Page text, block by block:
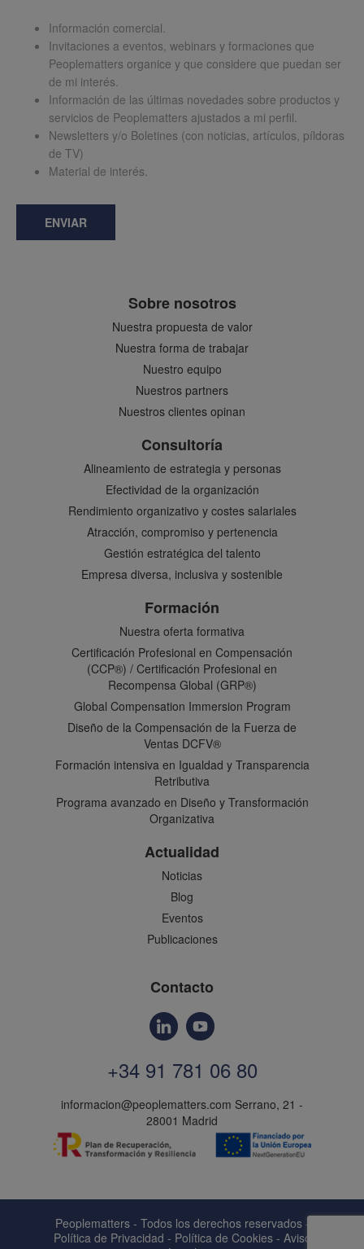
Información comercial.
Invitaciones a eventos, webinars y formaciones que
Peoplematters organice y que considere que puedan ser
de mi interés.
Información de las últimas novedades sobre productos y
servicios de Peoplematters ajustados a mi perfil.
Newsletters y/o Boletines (con noticias, artículos, píldoras
de TV)
Material de interés.
ENVIAR
Sobre nosotros
Nuestra propuesta de valor
Nuestra forma de trabajar
Nuestro equipo
Nuestros partners
Nuestros clientes opinan
Consultoría
Alineamiento de estrategia y personas
Efectividad de la organización
Rendimiento organizativo y costes salariales
Atracción, compromiso y pertenencia
Gestión estratégica del talento
Empresa diversa, inclusiva y sostenible
Formación
Nuestra oferta formativa
Certificación Profesional en Compensación
(CCP®) / Certificación Profesional en
Recompensa Global (GRP®)
Global Compensation Immersion Program
Diseño de la Compensación de la Fuerza de
Ventas DCFV®
Formación intensiva en Igualdad y Transparencia
Retributiva
Programa avanzado en Diseño y Transformación
Organizativa
Actualidad
Noticias
Blog
Eventos
Publicaciones
Contacto
+34 91 781 06 80
informacion@peoplematters.com Serrano, 21 -
28001 Madrid
Peoplematters - Todos los derechos reservados -
Política de Privacidad - Política de Cookies- Aviso